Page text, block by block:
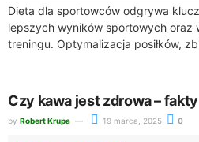
Dieta dla sportowców odgrywa
lepszych wyników sportowych oraz
treningu. Optymalizacja posiłków,
Czy kawa jest zdrowa –
by Robert Krupa 19 marca, 2025 0